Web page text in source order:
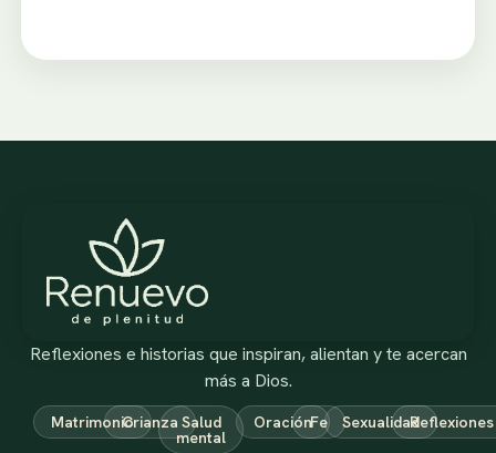
Reflexiones e historias que inspiran, alientan y te acercan
más a Dios.
MatrimonioCrianza Salud
mental
OraciónFe SexualidadReflexiones